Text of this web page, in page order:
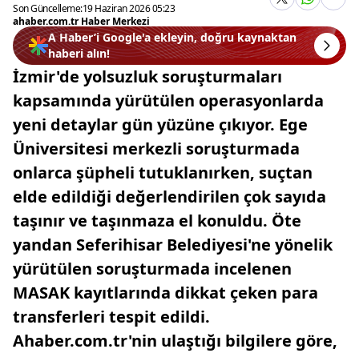
Son Güncelleme:19 Haziran 2026 05:23
ahaber.com.tr Haber Merkezi
A Haber’i Google'a ekleyin, doğru kaynaktan
haberi alın!
İzmir'de yolsuzluk soruşturmaları
kapsamında yürütülen operasyonlarda
yeni detaylar gün yüzüne çıkıyor. Ege
Üniversitesi merkezli soruşturmada
onlarca şüpheli tutuklanırken, suçtan
elde edildiği değerlendirilen çok sayıda
taşınır ve taşınmaza el konuldu. Öte
yandan Seferihisar Belediyesi'ne yönelik
yürütülen soruşturmada incelenen
MASAK kayıtlarında dikkat çeken para
transferleri tespit edildi.
Ahaber.com.tr'nin ulaştığı bilgilere göre,